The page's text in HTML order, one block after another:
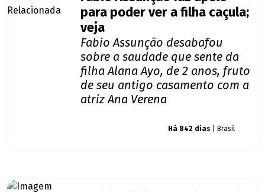
para poder ver a filha caçula;
veja
Fabio Assunção desabafou
sobre a saudade que sente da
filha Alana Ayo, de 2 anos, fruto
de seu antigo casamento com a
atriz Ana Verena
Há 842 dias | Brasil